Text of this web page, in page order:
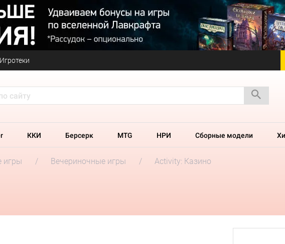
Игротеки
ККИ Берсерк MTG НРИ Сборные модели
игры Вечериночные игры Activity: Казино